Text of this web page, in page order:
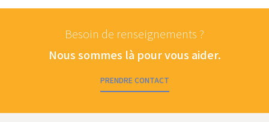
Besoin de renseignements ?
Nous sommes là pour vous aider.
PRENDRE CONTACT